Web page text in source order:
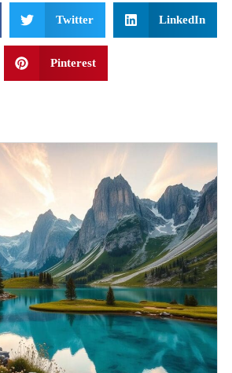
Twitter LinkedIn
Pinterest